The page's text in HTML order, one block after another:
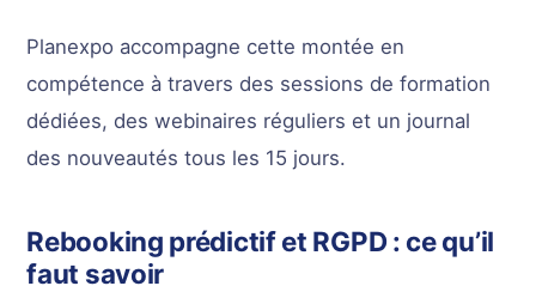
Planexpo accompagne cette montée en
compétence à travers des sessions de formation
dédiées, des webinaires réguliers et un journal
des nouveautés tous les 15 jours.
Rebooking prédictif et RGPD : ce qu’il
faut savoir